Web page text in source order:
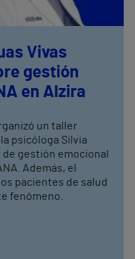
Vivas
gestión
en Alzira
un taller
psicóloga Silvia
gestión emocional
Además, el
pacientes de salud
fenómeno.